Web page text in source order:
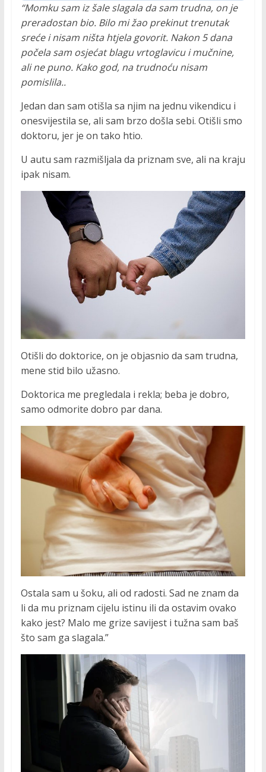
“Momku sam iz šale slagala da sam trudna, on je
preradostan bio. Bilo mi žao prekinut trenutak
sreće i nisam ništa htjela govorit. Nakon 5 dana
počela sam osjećat blagu vrtoglavicu i mučnine,
ali ne puno. Kako god, na trudnoću nisam
pomislila..
Jedan dan sam otišla sa njim na jednu vikendicu i
onesvijestila se, ali sam brzo došla sebi. Otišli smo
doktoru, jer je on tako htio.
U autu sam razmišljala da priznam sve, ali na kraju
ipak nisam.
Otišli do doktorice, on je objasnio da sam trudna,
mene stid bilo užasno.
Doktorica me pregledala i rekla; beba je dobro,
samo odmorite dobro par dana.
Ostala sam u šoku, ali od radosti. Sad ne znam da
li da mu priznam cijelu istinu ili da ostavim ovako
kako jest? Malo me grize savijest i tužna sam baš
što sam ga slagala.”